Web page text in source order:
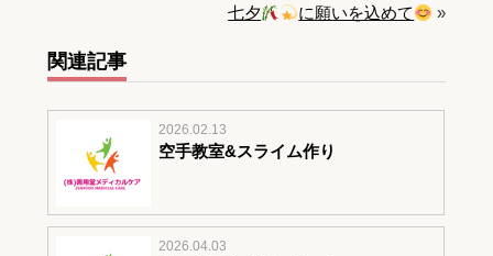
七夕
に願いを込めて »
関連記事
2026.02.13
空手教室&スライム作り
2026.04.03